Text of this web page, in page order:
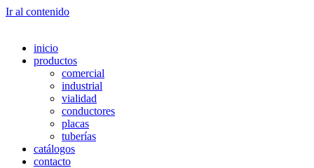
Ir al contenido
inicio
productos
comercial
industrial
vialidad
conductores
placas
tuberías
catálogos
contacto